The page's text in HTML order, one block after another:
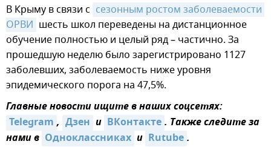
В Крыму в связи с сезонным ростом заболеваемости
ОРВИ шесть школ переведены на дистанционное
обучение полностью и целый ряд – частично. За
прошедшую неделю было зарегистрировано 1127
заболевших, заболеваемость ниже уровня
эпидемического порога на 47,5%.
Главные новости ищите в наших соцсетях:
Telegram , Дзен и ВКонтакте. Также следите за
нами в Одноклассниках и Rutube.